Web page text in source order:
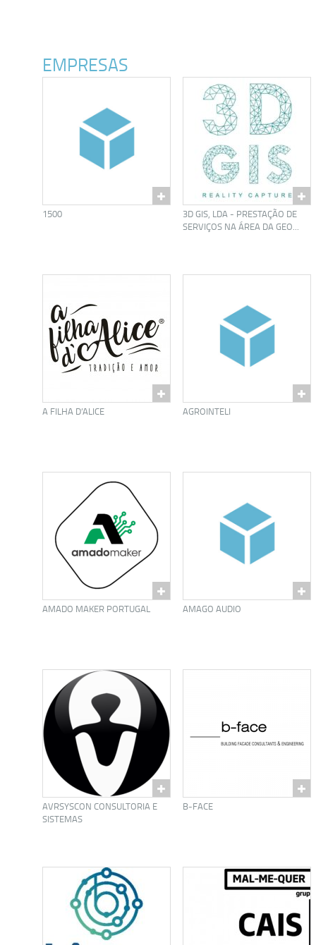
EMPRESAS
1500
3D GIS, LDA - PRESTAÇÃO DE
SERVIÇOS NA ÁREA DA GEO...
A FILHA D’ALICE AGROINTELI
AMADO MAKER PORTUGAL AMAGO AUDIO
AVRSYSCON CONSULTORIA E
SISTEMAS
B-FACE